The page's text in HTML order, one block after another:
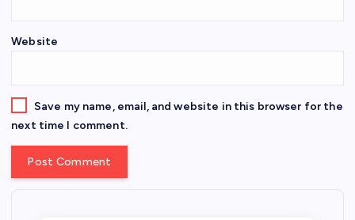
Website
Save my name, email, and website in this browser for the
next time I comment.